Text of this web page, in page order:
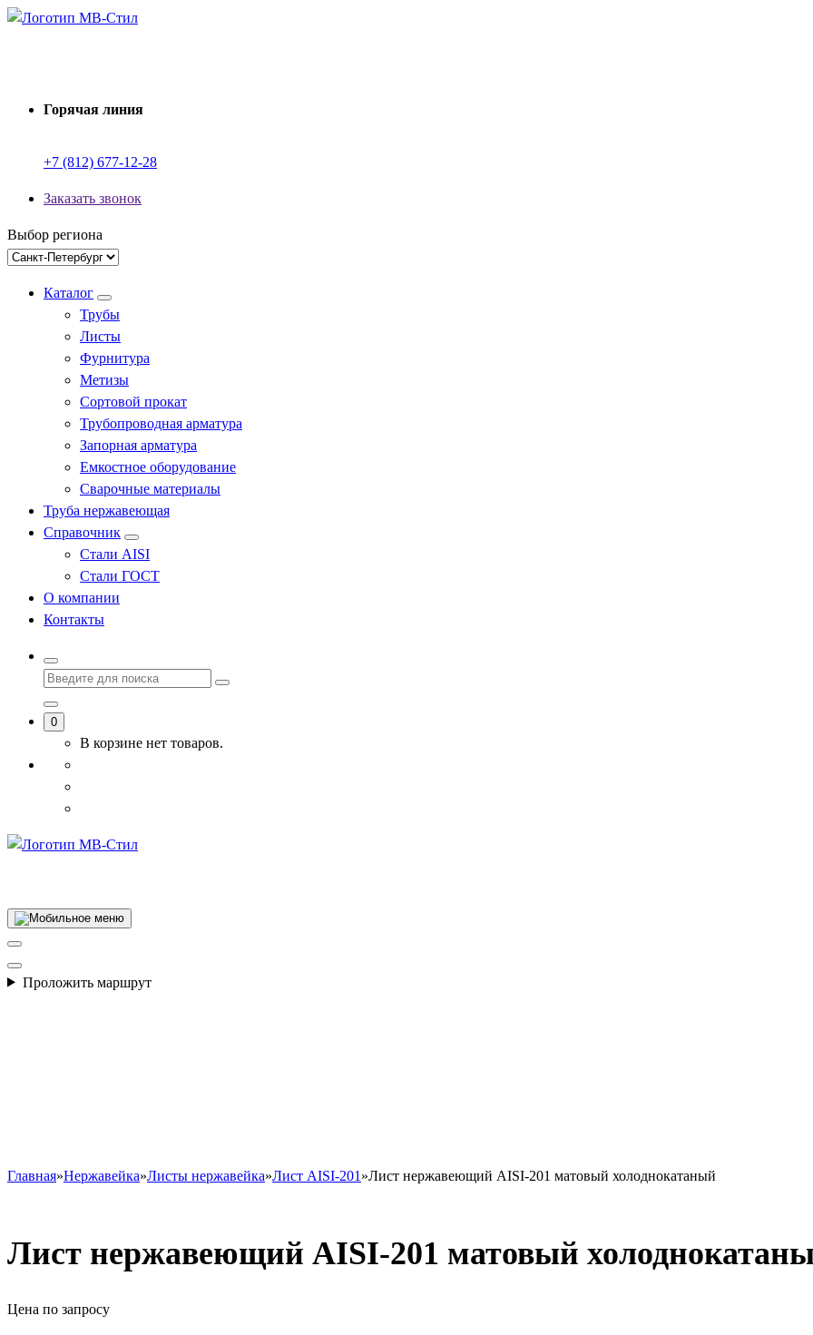
Перейти
Горячая линия
+7 (812) 677-12-28
Заказать звонок
Выбор региона
Каталог
Трубы
Листы
Фурнитура
Метизы
Сортовой прокат
Трубопроводная арматура
Запорная арматура
Емкостное оборудование
Сварочные материалы
Труба нержавеющая
Справочник
Стали AISI
Стали ГОСТ
О компании
Контакты
0
В корзине нет товаров.
Проложить маршрут
Главная»Нержавейка»Листы нержавейка»Лист AISI-201»Лист нержавеющий AISI-201 матовый холоднокатаный
Лист нержавеющий AISI-201 матовый
Цена по запросу